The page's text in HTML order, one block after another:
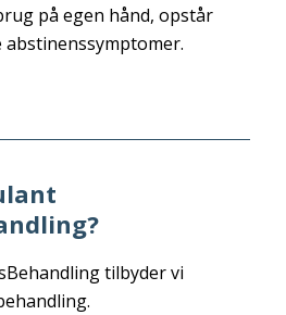
på egen hånd, opstår
tilbyder vi